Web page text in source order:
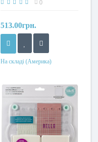
0
513.00грн.
На складі (Америка)